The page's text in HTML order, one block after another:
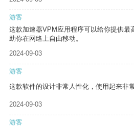
游客
这款加速器VPM应用程序可以给你提供最
助你在网络上自由移动。
2024-09-03
游客
这款软件的设计非常人性化，使用起来非常
2024-09-03
游客